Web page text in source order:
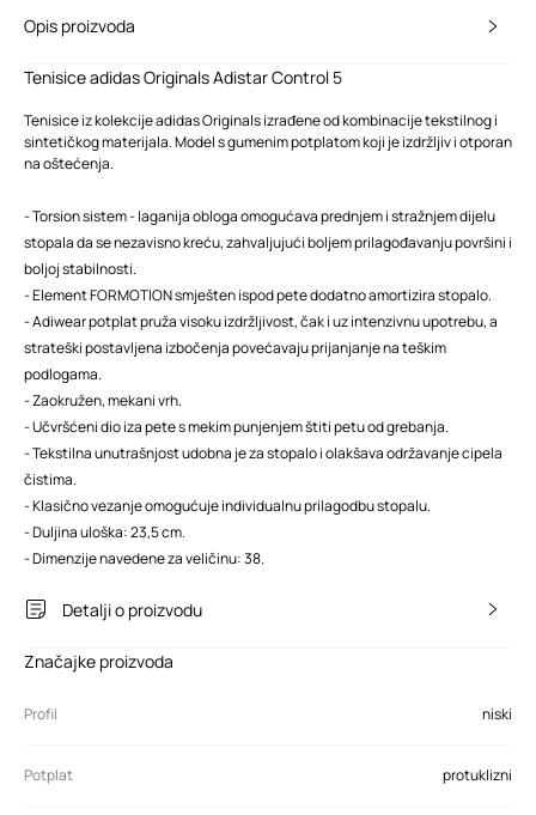
Opis proizvoda
Tenisice adidas Originals Adistar Control 5
Tenisice iz kolekcije adidas Originals izrađene od kombinacije tekstilnog i
sintetičkog materijala. Model s gumenim potplatom koji je izdržljiv i otporan
na oštećenja.
- Torsion sistem - laganija obloga omogućava prednjem i stražnjem dijelu
stopala da se nezavisno kreću, zahvaljujući boljem prilagođavanju površini i
boljoj stabilnosti.
- Element FORMOTION smješten ispod pete dodatno amortizira stopalo.
- Adiwear potplat pruža visoku izdržljivost, čak i uz intenzivnu upotrebu, a
strateški postavljena izbočenja povećavaju prijanjanje na teškim
podlogama.
- Zaokružen, mekani vrh.
- Učvršćeni dio iza pete s mekim punjenjem štiti petu od grebanja.
- Tekstilna unutrašnjost udobna je za stopalo i olakšava održavanje cipela
čistima.
- Klasično vezanje omogućuje individualnu prilagodbu stopalu.
- Duljina uloška: 23,5 cm.
- Dimenzije navedene za veličinu: 38.
Detalji o proizvodu
Značajke proizvoda
Profil niski
Potplat protuklizni